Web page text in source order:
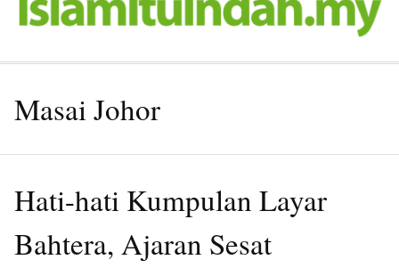
Masai Johor
Hati-hati Kumpulan Layar
Bahtera, Ajaran Sesat